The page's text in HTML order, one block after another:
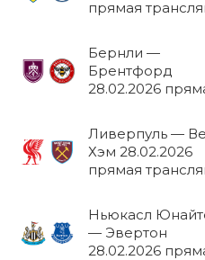
прямая
Бернли —
Брентфорд
28.02.2026
Ливерпуль —
Хэм 28.02.2026
прямая
Ньюкасл
— Эвертон
28.02.2026